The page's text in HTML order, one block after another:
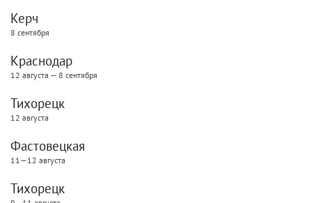
Керч
8 сентября
Краснодар
12 августа — 8 сентября
Тихорецк
12 августа
Фастовецкая
11—12 августа
Тихорецк